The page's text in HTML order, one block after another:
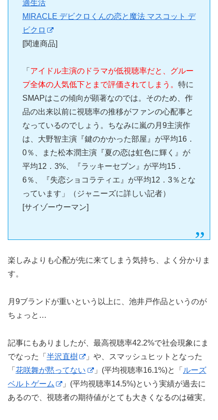
MIRACLE デビクロくんの恋と魔法 マスコット デ
ビクロ
[関連商品]
「 アイドル主演のドラマが低視聴率だと、グルー
プ全体の人気低下とまで評価されてしまう。 特に
SMAPはこの傾向が顕著なのでは。そのため、作
品の出来以前に視聴率の推移がファンの心配事と
なっているのでしょう。ちなみに嵐の月9主演作
は、大野智主演『鍵のかかった部屋』が平均16．
0％、また松本潤主演『夏の恋は虹色に輝く』が
平均12．3%、『ラッキーセブン』が平均15．
6％、『失恋ショコラティエ』が平均12．3％とな
っています」（ジャニーズに詳しい記者）
[サイゾーウーマン]
楽しみよりも心配が先に来てしまう気持ち、よく分かりま
す。
月9ブランドが重いという以上に、池井戸作品というのが
ちょっと…
記事にもありましたが、最高視聴率42.2%で社会現象にま
でなった「 半沢直樹
」や、スマッシュヒットとなった
「 花咲舞が黙ってない 」(平均視聴率16.1%)と「 ルーズ
ベルトゲーム
」(平均視聴率14.5%)という実績が過去に
あるので、視聴者の期待値がとても大きくなるのは確実。